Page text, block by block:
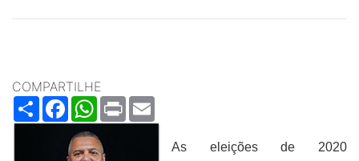
COMPARTILHE
ShareFacebookWhatsApp
Print
As eleições de 2020